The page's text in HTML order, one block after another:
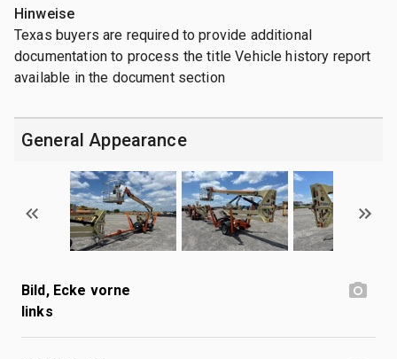
Hinweise
Texas buyers are required to provide additional
documentation to process the title Vehicle history report
available in the document section
General Appearance
Bild, Ecke vorne
links